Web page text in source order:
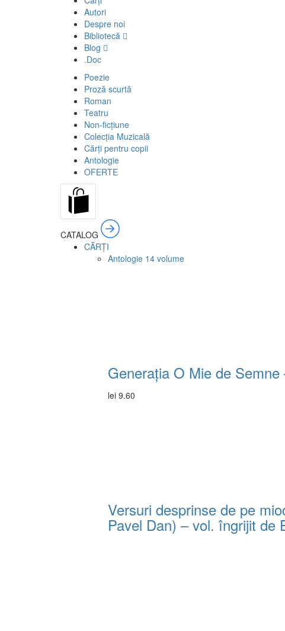
Autori
Despre noi
Bibliotecă
Blog
.Doc
Poezie
Proză scurtă
Roman
Teatru
Non-ficțiune
Colecția Muzicală
Cărți pentru copii
Antologie
OFERTE
CATALOG
CĂRȚI
Antologie 14 volume
Generația O Mie de
lei 9.60
Versuri desprinse de pe
Pavel Dan) – vol. îngrijit de